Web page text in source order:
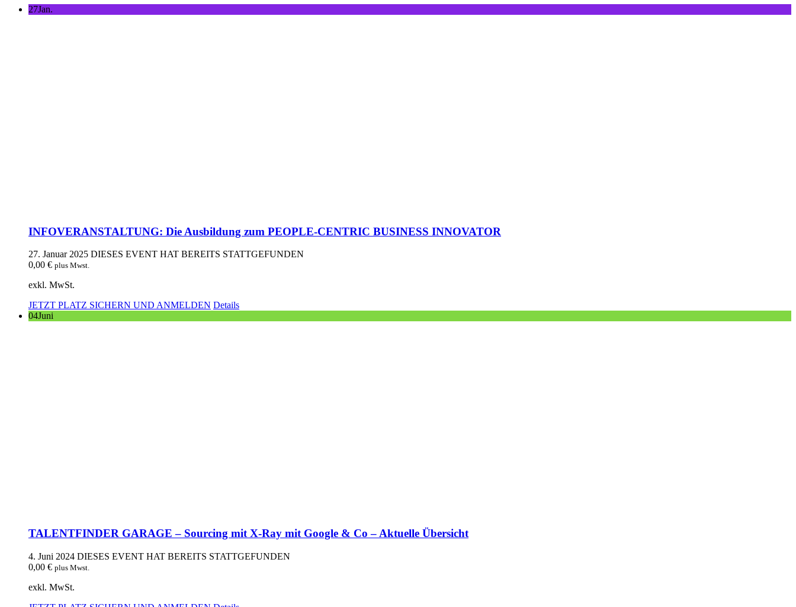
27Jan.
INFOVERANSTALTUNG: Die Ausbildung zum PEOPLE-CENTRIC BUSINESS INNOVATOR
27. Januar 2025 DIESES EVENT HAT BEREITS STATTGEFUNDEN
0,00 € plus Mwst.
exkl. MwSt.
JETZT PLATZ SICHERN UND ANMELDEN Details
04Juni
TALENTFINDER GARAGE – Sourcing mit X-Ray mit Google & Co – Aktuelle Übersicht
4. Juni 2024 DIESES EVENT HAT BEREITS STATTGEFUNDEN
0,00 € plus Mwst.
exkl. MwSt.